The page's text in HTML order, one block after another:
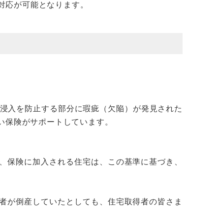
が可能となります。
入を防止する部分に瑕疵（欠陥）が発見された
険がサポートしています。
保険に加入される住宅は、この基準に基づき、
が倒産していたとしても、住宅取得者の皆さま